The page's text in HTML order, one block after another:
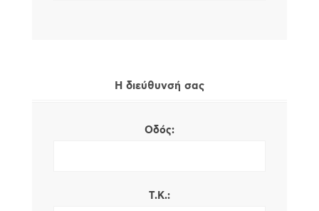
Η διεύθυνσή σας
Οδός:
Τ.Κ.: